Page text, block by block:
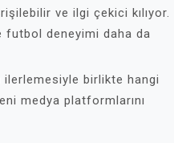
ve ilgi çekici kılıyor.
futbol deneyimi daha da
birlikte hangi
medya platformlarını